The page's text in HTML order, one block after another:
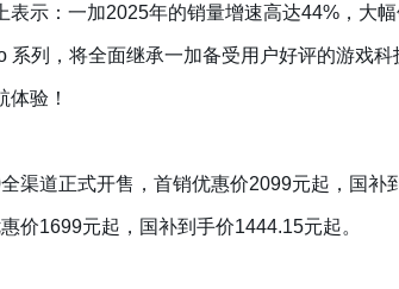
表示：一加2025年的销量增速高达44%，大
系列，将全面继承一加备受用户好评的游戏
验！
渠道正式开售，首销优惠价2099元起，国补
价1699元起，国补到手价1444.15元起。